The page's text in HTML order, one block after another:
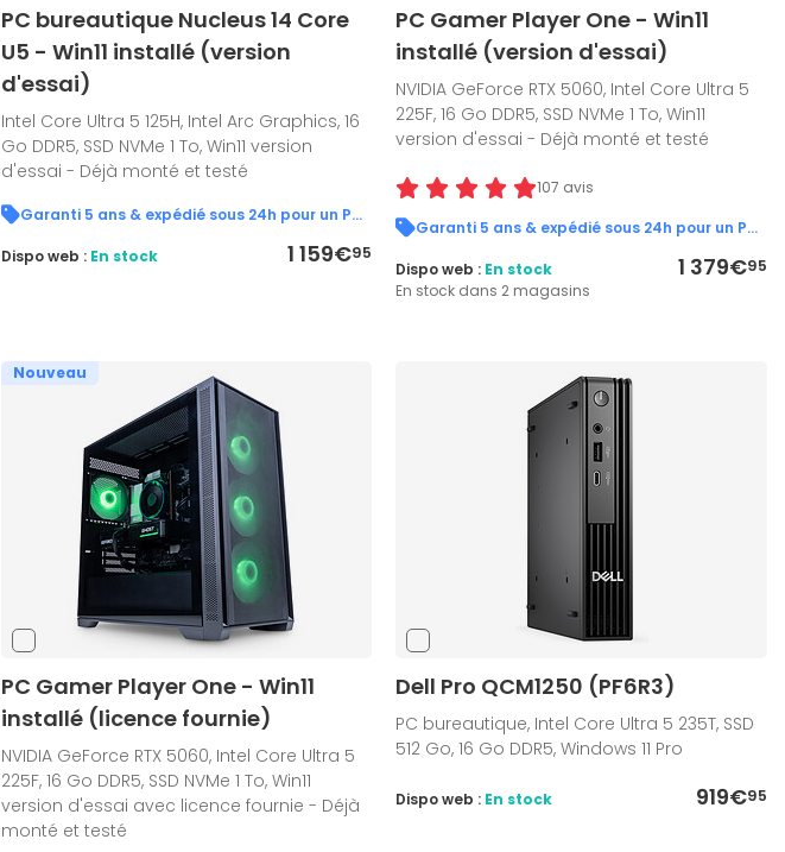
PC bureautique Nucleus 14 Core
U5 - Win11 installé (version
d'essai)
Intel Core Ultra 5 125H, Intel Arc Graphics, 16
Go DDR5, SSD NVMe 1 To, Win11 version
d'essai - Déjà monté et testé
Garanti 5 ans & expédié sous 24h pour un PC en stock !
1 159€95
Dispo web : En stock
PC Gamer Player One - Win11
installé (version d'essai)
NVIDIA GeForce RTX 5060, Intel Core Ultra 5
225F, 16 Go DDR5, SSD NVMe 1 To, Win11
version d'essai - Déjà monté et testé
107 avis
Garanti 5 ans & expédié sous 24h pour un PC en stock !
1 379€95
Dispo web : En stock
En stock dans 2 magasins
Nouveau
PC Gamer Player One - Win11
installé (licence fournie)
NVIDIA GeForce RTX 5060, Intel Core Ultra 5
225F, 16 Go DDR5, SSD NVMe 1 To, Win11
version d'essai avec licence fournie - Déjà
monté et testé
Dell Pro QCM1250 (PF6R3)
PC bureautique, Intel Core Ultra 5 235T, SSD
512 Go, 16 Go DDR5, Windows 11 Pro
919€95
Dispo web : En stock